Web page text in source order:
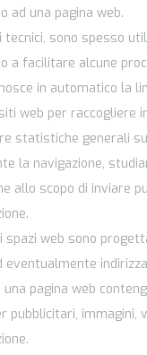
ad una pagina web.
sono spesso
a facilitare alcune
in automatico la
web per raccogliere
statistiche generali
la navigazione,
allo scopo di inviare
spazi web sono
una pagina web
pubblicitari,